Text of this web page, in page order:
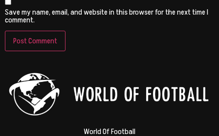
Save my name, email, and website in this browser for the next time I
comment.
World Of Football